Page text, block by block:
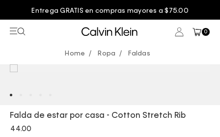
Entrega GRATIS en compras mayores a $75.00
0
Ropa Faldas
Falda de estar por casa - Cotton Stretch Rib
44.00